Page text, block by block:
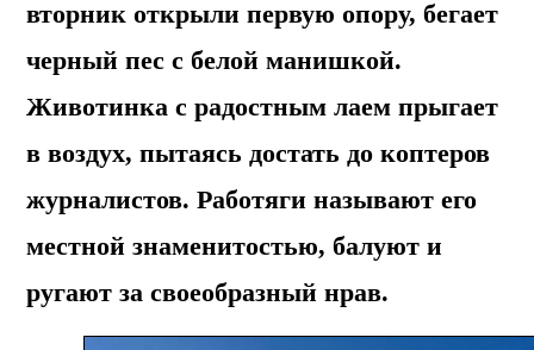
вторник открыли первую опору, бегает
черный пес с белой манишкой.
Животинка с радостным лаем прыгает
в воздух, пытаясь достать до коптеров
журналистов. Работяги называют его
местной знаменитостью, балуют и
ругают за своеобразный нрав.